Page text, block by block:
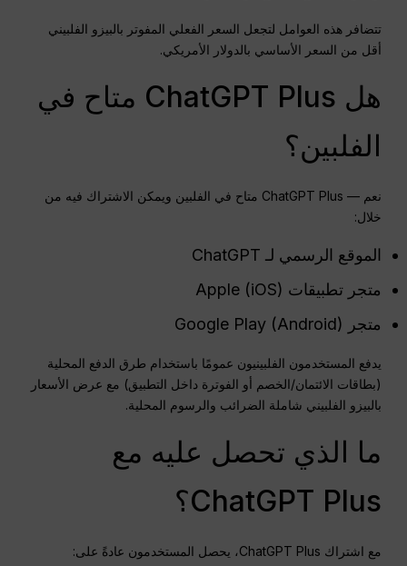
تتضافر هذه العوامل لتجعل السعر الفعلي المفوتر بالبيزو الفلبيني
أقل من السعر الأساسي بالدولار الأمريكي.
هل ChatGPT Plus متاح في
الفلبين؟
نعم — ChatGPT Plus متاح في الفلبين ويمكن الاشتراك فيه من
خلال:
الموقع الرسمي لـ ChatGPT
متجر تطبيقات Apple (iOS)
متجر Google Play (Android)
يدفع المستخدمون الفلبينيون عمومًا باستخدام طرق الدفع المحلية
(بطاقات الائتمان/الخصم أو الفوترة داخل التطبيق) مع عرض الأسعار
بالبيزو الفلبيني شاملة الضرائب والرسوم المحلية.
ما الذي تحصل عليه مع
ChatGPT Plus؟
مع اشتراك ChatGPT Plus، يحصل المستخدمون عادةً على: